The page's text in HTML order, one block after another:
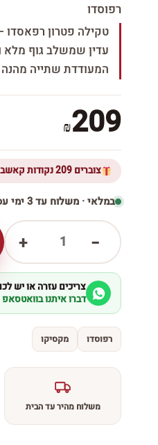
רפוסדו
טקילה פטרון רפאסדו
עדין שמשלב גוף מלא
המעודדת שתייה
₪209
צוברים 209 נקודות קאשבק ברכישת מוצר זה
במלאי · משלוח עד 3 ימי עסקים
−
1
+
צריכים עזרה או יש
דברו איתנו
רפוסדו מקסיקו
משלוח מהיר עד הבית